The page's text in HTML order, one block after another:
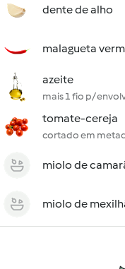
dente de alho
malagueta
azeite
mais 1 fio p/
tomate-cereja
cortado em
miolo de
miolo de